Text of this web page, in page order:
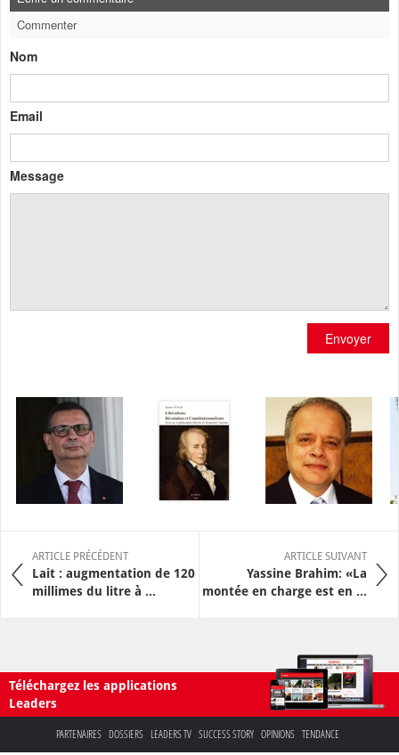
Commenter
Nom
Email
Message
Envoyer
ARTICLE PRÉCÉDENT
Lait : augmentation de 120
millimes du litre à ...
ARTICLE SUIVANT
Yassine Brahim: «La
montée en charge est en ...
Téléchargez les applications
Leaders
PARTENAIRES DOSSIERS LEADERS TV SUCCESS STORY OPINIONS TENDANCE